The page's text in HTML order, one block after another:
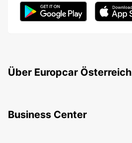
Über Europcar Österreich
Business Center